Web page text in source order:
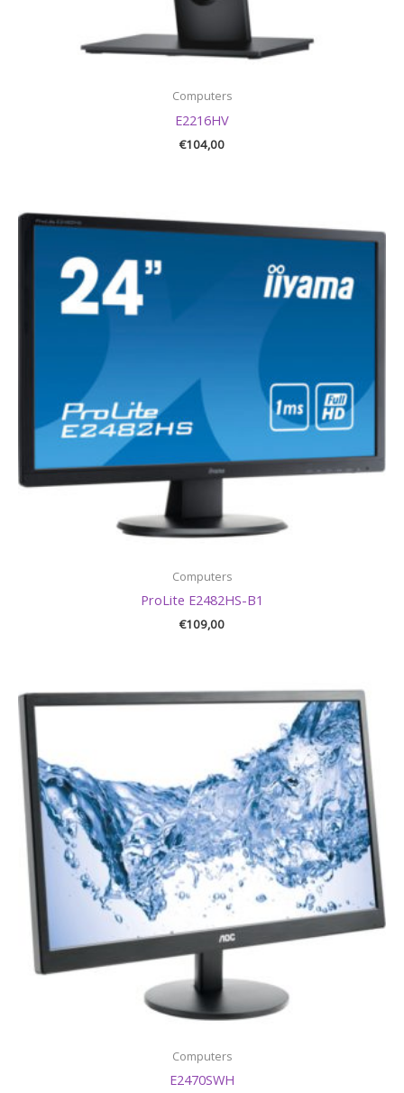
Computers
E2216HV
€104,00
Computers
ProLite E2482HS-B1
€109,00
Computers
E2470SWH